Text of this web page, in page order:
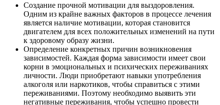
Создание прочной мотивации для выздоровления.
Одним из крайне важных факторов в процессе лечения
является наличие мотивации, которая становится
двигателем для всех положительных изменений на пути
к здоровому образу жизни.
Определение конкретных причин возникновения
зависимостей. Каждая форма зависимости имеет свои
корни в эмоциональных и психических переживаниях
личности. Люди приобретают навыки употребления
алкоголя или наркотиков, чтобы справиться с этими
переживаниями. Поэтому необходимо выявить эти
негативные переживания, чтобы успешно провести